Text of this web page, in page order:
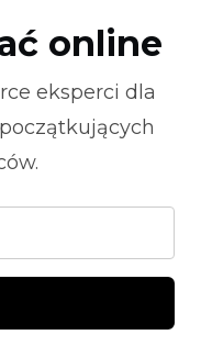
online
eksperci dla